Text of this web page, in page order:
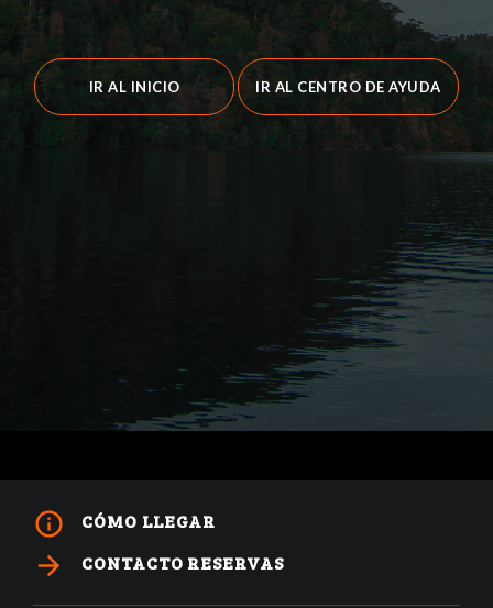
IR AL INICIO IR AL CENTRO DE AYUDA
info_outline CÓMO LLEGAR
arrow_forward CONTACTO RESERVAS